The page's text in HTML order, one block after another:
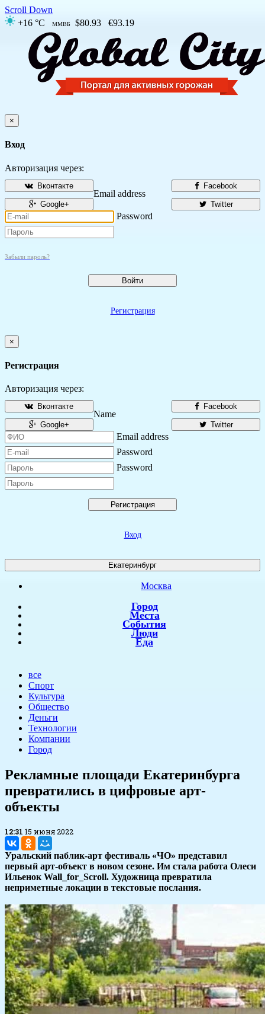
Scroll Down
+16 °C
ММВБ $80.93 €93.19
×
Вход
Авторизация через:
Facebook
Вконтакте
Twitter
Google+
Email address
Password
Забыли пароль?
Войти
Регистрация
×
Регистрация
Авторизация через:
Facebook
Вконтакте
Twitter
Google+
Name
Email address
Password
Password
Регистрация
Вход
Екатеринбург
Москва
Город
Места
События
Люди
Еда
все
Спорт
Культура
Общество
Деньги
Технологии
Компании
Город
Рекламные площади Екатеринбурга
превратились в цифровые арт-
объекты
12:31 15 июня 2022
Уральский паблик-арт фестиваль «ЧО» представил
первый арт-объект в новом сезоне. Им стала работа Олеси
Ильенок Wall_for_Scroll. Художница превратила
неприметные локации в текстовые послания.